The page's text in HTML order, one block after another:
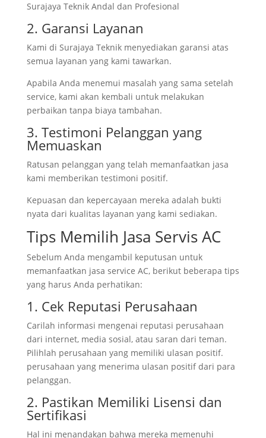
Surajaya Teknik Andal dan Profesional
2. Garansi Layanan
Kami di Surajaya Teknik menyediakan garansi atas
semua layanan yang kami tawarkan.
Apabila Anda menemui masalah yang sama setelah
service, kami akan kembali untuk melakukan
perbaikan tanpa biaya tambahan.
3. Testimoni Pelanggan yang
Memuaskan
Ratusan pelanggan yang telah memanfaatkan jasa
kami memberikan testimoni positif.
Kepuasan dan kepercayaan mereka adalah bukti
nyata dari kualitas layanan yang kami sediakan.
Tips Memilih Jasa Servis AC
Sebelum Anda mengambil keputusan untuk
memanfaatkan jasa service AC, berikut beberapa tips
yang harus Anda perhatikan:
1. Cek Reputasi Perusahaan
Carilah informasi mengenai reputasi perusahaan
dari internet, media sosial, atau saran dari teman.
Pilihlah perusahaan yang memiliki ulasan positif.
perusahaan yang menerima ulasan positif dari para
pelanggan.
2. Pastikan Memiliki Lisensi dan
Sertifikasi
Hal ini menandakan bahwa mereka memenuhi